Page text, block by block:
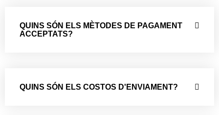
QUINS SÓN ELS MÈTODES DE PAGAMENT
ACCEPTATS?
QUINS SÓN ELS COSTOS D'ENVIAMENT?